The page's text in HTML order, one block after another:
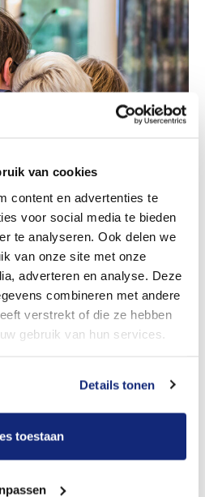
van cookies
content en advertenties te
voor social media te bieden
te analyseren. Ook delen we
van onze site met onze
adverteren en analyse. Deze
combineren met andere
verstrekt of die ze hebben
gebruik van hun services.
Details tonen
toestaan